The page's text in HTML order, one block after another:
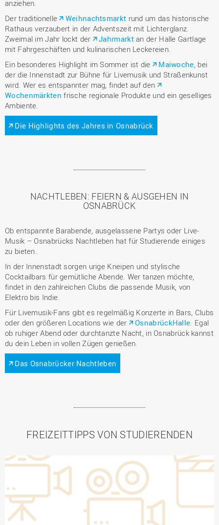
anziehen.
Der traditionelle
Weihnachtsmarkt rund um das historische
Rathaus verzaubert in der Adventszeit mit Lichterglanz.
Zweimal im Jahr lockt der
Jahrmarktan der Halle Gartlage
mit Fahrgeschäften und kulinarischen Leckereien.
Ein besonderes Highlight im Sommer ist die
Maiwoche , bei
der die Innenstadt zur Bühne für Livemusik und Straßenkunst
wird. Wer es entspannter mag, findet auf den
Wochenmärkten frische regionale Produkte und ein geselliges
Ambiente.
Die Highlights des Jahres in Osnabrück
NACHTLEBEN: FEIERN & AUSGEHEN IN
OSNABRÜCK
Ob entspannte Barabende, ausgelassene Partys oder Live-
Musik – Osnabrücks Nachtleben hat für Studierende einiges
zu bieten.
In der Innenstadt sorgen urige Kneipen und stylische
Cocktailbars für gemütliche Abende. Wer tanzen möchte,
findet in den zahlreichen Clubs die passende Musik, von
Elektro bis Indie.
Für Livemusik-Fans gibt es regelmäßig Konzerte in Bars, Clubs
oder den größeren Locations wie der
OsnabrückHalle . Egal
ob ruhiger Abend oder durchtanzte Nacht, in Osnabrück kannst
du dein Leben in vollen Zügen genießen.
Das Osnabrücker Nachtleben
FREIZEITTIPPS VON STUDIERENDEN